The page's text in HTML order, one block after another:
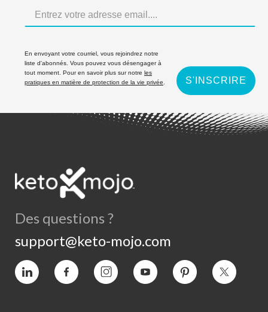
En envoyant votre courriel, vous rejoindrez notre
liste d'abonnés. Vous pouvez vous désengager à
tout moment. Pour en savoir plus sur notre les
pratiques en matière de protection de la vie privée
S'INSCRIRE
Des questions ?
support@keto-mojo.com
Vimeo Facebook InstagramYouTube Intérêt Twitter